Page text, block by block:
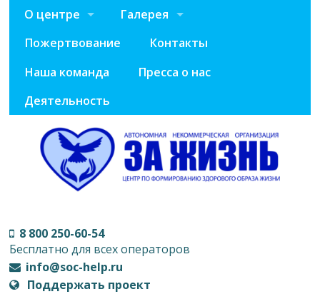
О центре
Галерея
Пожертвование
Контакты
Наша команда
Пресса о нас
Деятельность
8 800 250-60-54
Бесплатно для всех операторов
info@soc-help.ru
Поддержать проект